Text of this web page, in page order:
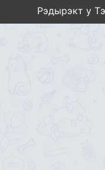
Рэдырэкт у